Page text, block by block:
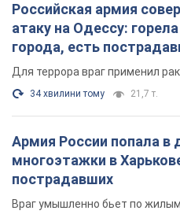
Российская армия
атаку на Одессу:
города, есть
Для террора враг применил
34 хвилини тому 21,7 т.
Армия России попала в
многоэтажки в
пострадавших
Враг умышленно бьет по